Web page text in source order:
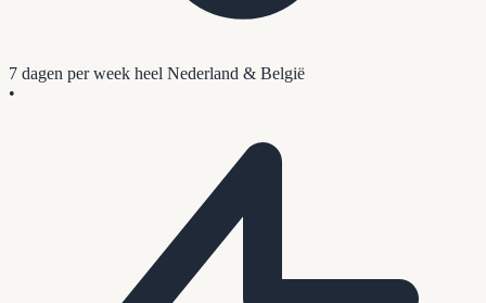
7 dagen per week heel Nederland & België
•